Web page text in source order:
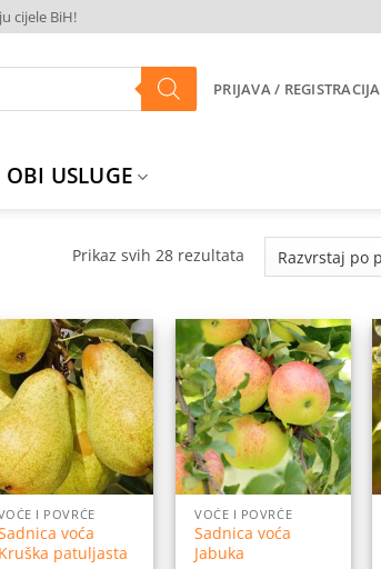
cijele BiH!
PRIJAVA / REGISTRACIJA
OBI USLUGE
Prikaz svih 28 rezultataSorted
Dodaj
na
listu
želja
I POVRĆE
voća
Kruška patuljasta
Dodaj
na
listu
želja
VOĆE I POVRĆE
Sadnica voća
Jabuka